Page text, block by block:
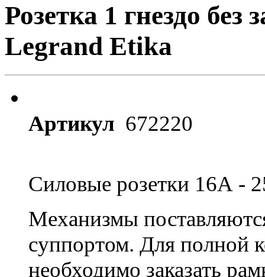
Розетка 1 гнездо
Legrand Etika
Артикул 672220
Силовые розетки 16А -
Механизмы
суппортом. Для полной
необходимо заказать